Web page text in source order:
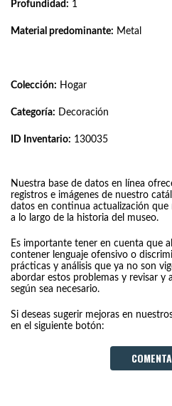
Profundidad: 1
Material predominante: Metal
Colección: Hogar
Categoría: Decoración
ID Inventario: 130035
Nuestra base de datos en línea
registros e imágenes de nuestro
datos en continua actualización
a lo largo de la historia del museo.
Es importante tener en cuenta que
contener lenguaje ofensivo o
prácticas y análisis que ya no son
abordar estos problemas y revisar y
según sea necesario.
Si deseas sugerir mejoras en
en el siguiente botón: